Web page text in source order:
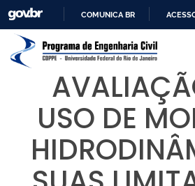
PARA
COMUNICA BR
USO DE